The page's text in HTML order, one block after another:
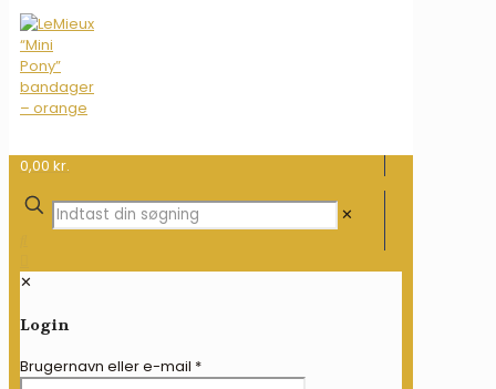
0,00 kr.
✕
✕
Login
Brugernavn eller e-mail *